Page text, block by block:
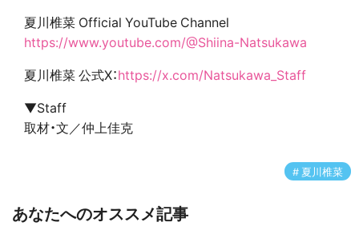
夏川椎菜 Official YouTube Channel
https://www.youtube.com/@Shiina-Natsukawa
夏川椎菜 公式X：https://x.com/Natsukawa_Staff
▼Staff
取材・文／仲上佳克
夏川椎菜
あなたへのオススメ記事